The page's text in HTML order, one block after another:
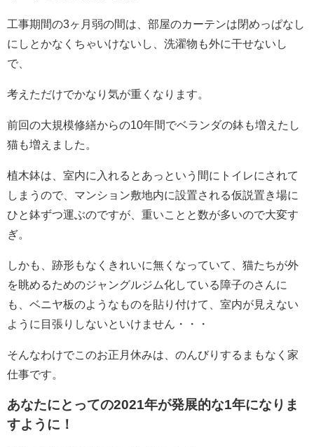
工事期間の3ヶ月弱の間は、部屋のカーテンは閉めっぱなし
にしとかなくちゃいけないし、洗濯物も外に干せないし
で、
考えただけでかなり気が重くなります。
前回の大規模修繕からの10年間でベランダの鉢も増えたし
猫も増えました。
植木鉢は、室内に入れるとあっという間にトイレにされて
しまうので、マンション敷地内に設置される仮説置き場に
ひと鉢ずつ運ぶのですが、重いことと数が多いので大変す
ぎ。
しかも、跡形もなくきれいに無くなっていて、猫たちが外
を眺めるためのジャングルジム化している障子のさんに
も、ベニヤ板のようなものを貼り付けて、室内が見えない
ように目張りしないといけません・・・
そんなわけでこのお正月休みは、のんびりするまもなく家
仕事です。
あなたにとっての2021年が発展的な1年になりま
すように！